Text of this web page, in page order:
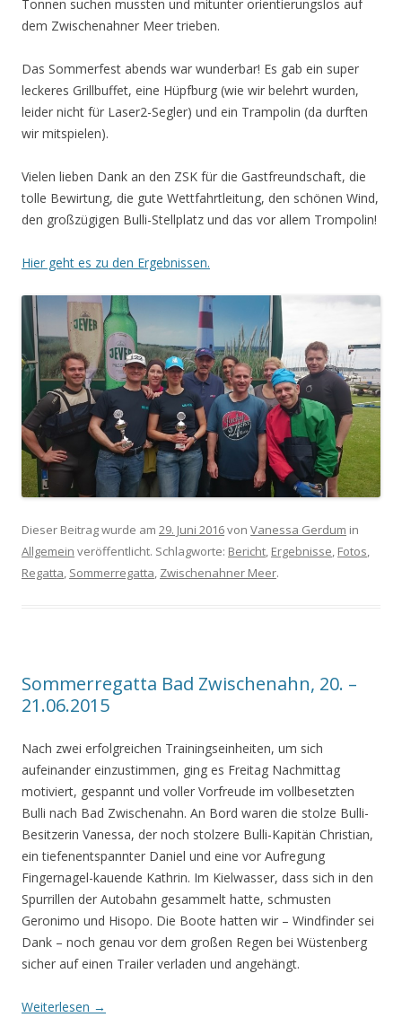
Tonnen suchen mussten und mitunter orientierungslos auf
dem Zwischenahner Meer trieben.
Das Sommerfest abends war wunderbar! Es gab ein super
leckeres Grillbuffet, eine Hüpfburg (wie wir belehrt wurden,
leider nicht für Laser2-Segler) und ein Trampolin (da durften
wir mitspielen).
Vielen lieben Dank an den ZSK für die Gastfreundschaft, die
tolle Bewirtung, die gute Wettfahrtleitung, den schönen Wind,
den großzügigen Bulli-Stellplatz und das vor allem Trompolin!
Hier geht es zu den Ergebnissen.
Dieser Beitrag wurde am 29. Juni 2016von Vanessa Gerdum in
Allgemein veröffentlicht. Schlagworte: Bericht, Ergebnisse, Fotos,
Regatta, Sommerregatta, Zwischenahner Meer.
Sommerregatta Bad Zwischenahn, 20. –
21.06.2015
Nach zwei erfolgreichen Trainingseinheiten, um sich
aufeinander einzustimmen, ging es Freitag Nachmittag
motiviert, gespannt und voller Vorfreude im vollbesetzten
Bulli nach Bad Zwischenahn. An Bord waren die stolze Bulli-
Besitzerin Vanessa, der noch stolzere Bulli-Kapitän Christian,
ein tiefenentspannter Daniel und eine vor Aufregung
Fingernagel-kauende Kathrin. Im Kielwasser, dass sich in den
Spurrillen der Autobahn gesammelt hatte, schmusten
Geronimo und Hisopo. Die Boote hatten wir – Windfinder sei
Dank – noch genau vor dem großen Regen bei Wüstenberg
sicher auf einen Trailer verladen und angehängt.
Weiterlesen →